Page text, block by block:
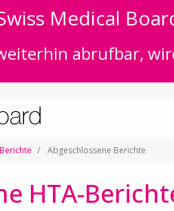
Medical
abrufbar,
Abgeschlossene Berichte
HTA-